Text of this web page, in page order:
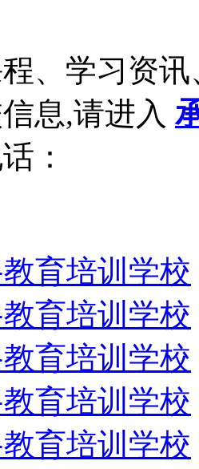
、学习资
息,请进入
：
育培训学校
育培训学校
育培训学校
育培训学校
育培训学校